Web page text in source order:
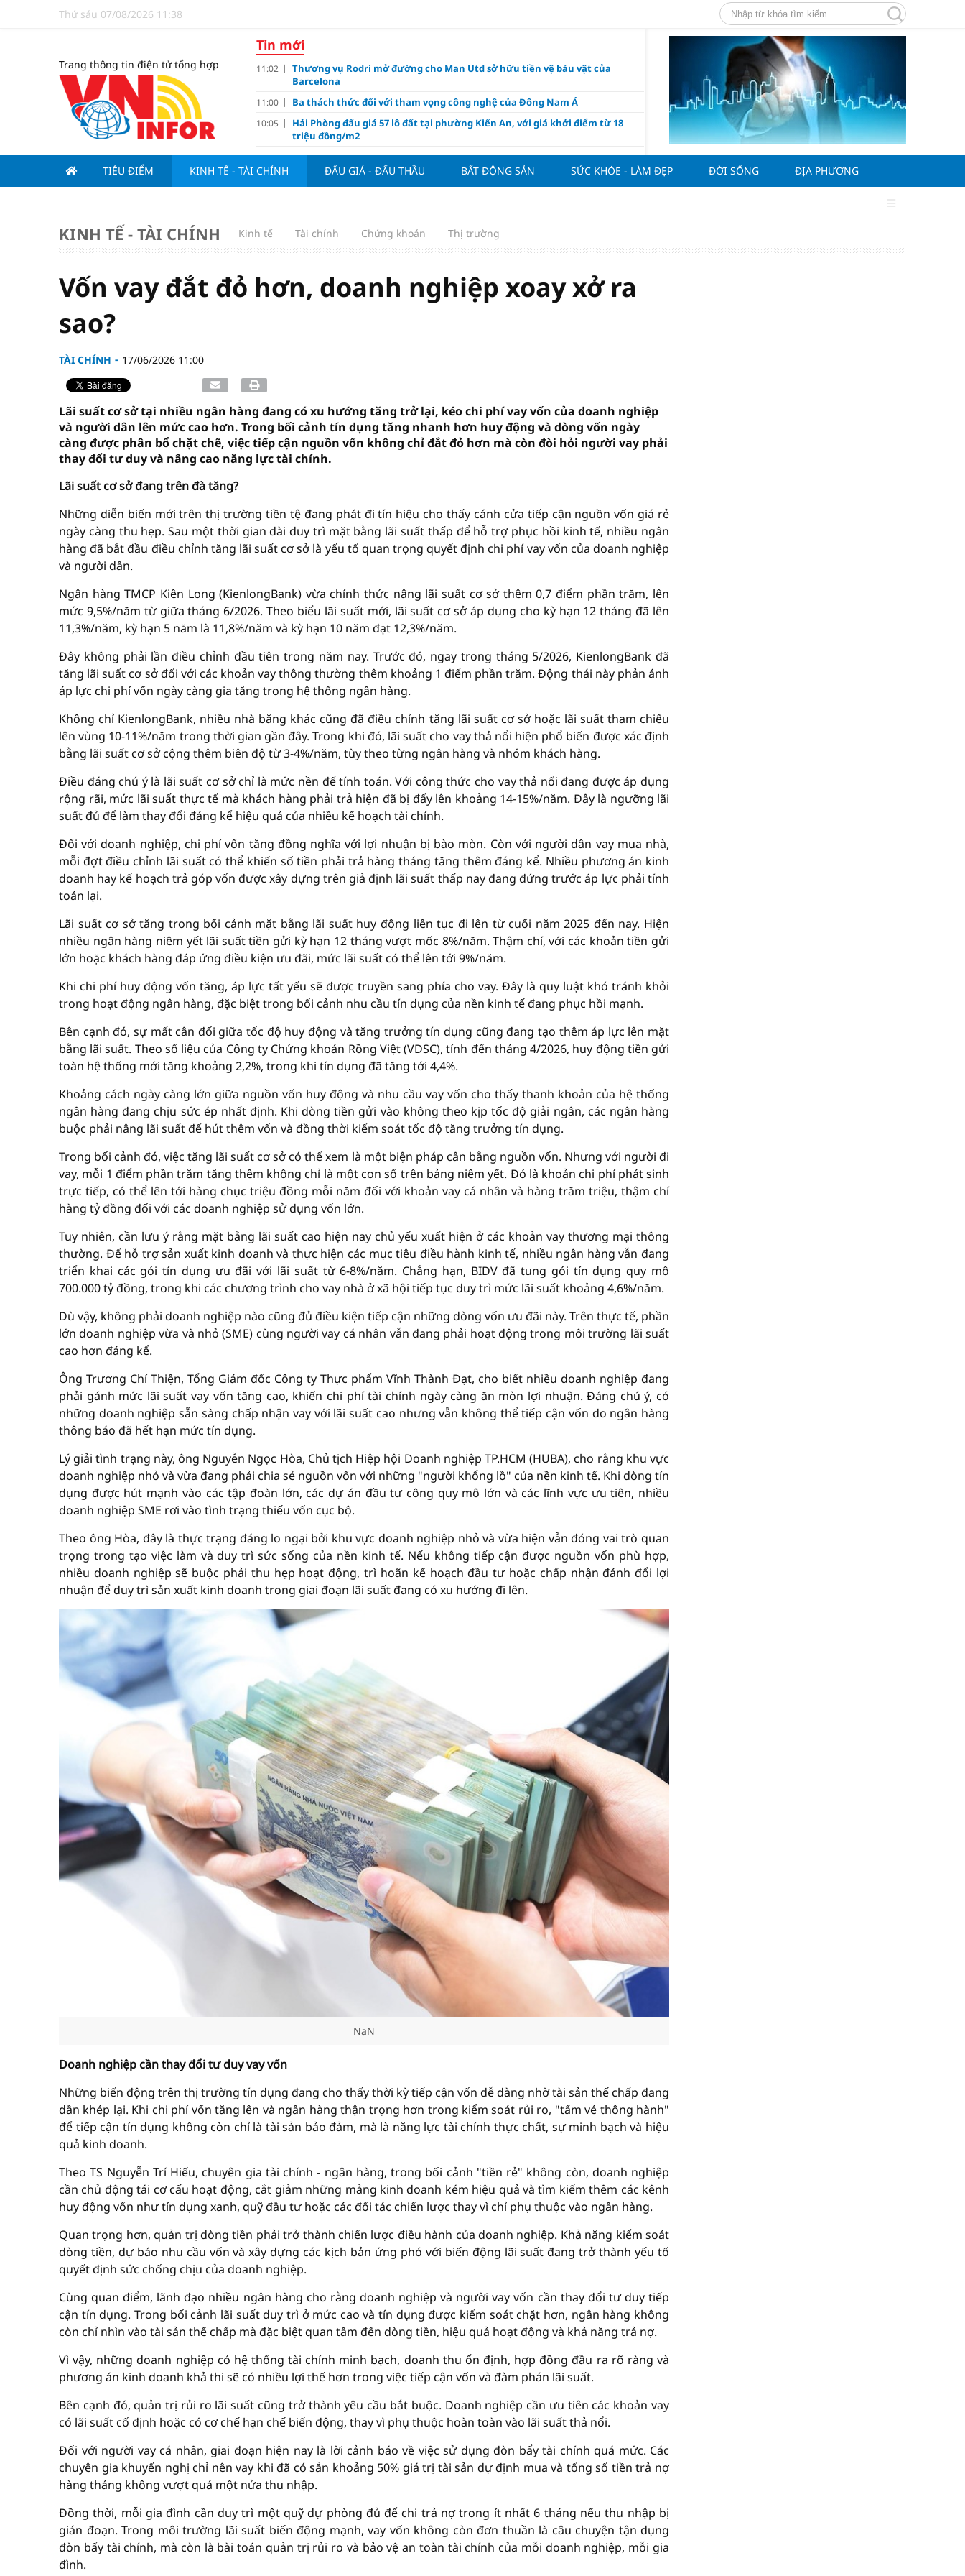
Thứ sáu 07/08/2026 11:38
Trang thông tin điện tử tổng hợp
Tin mới
11:02
Thương vụ Rodri mở đường cho Man Utd sở hữu tiền vệ báu vật của
Barcelona
11:00 Ba thách thức đối với tham vọng công nghệ của Đông Nam Á
10:05
Hải Phòng đấu giá 57 lô đất tại phường Kiến An, với giá khởi điểm từ 18
triệu đồng/m2
09:10 Đề xuất nghỉ 4 ngày liên tục dịp Ngày Văn hóa Việt Nam 2026
09:00 “Chìa khóa” triển khai ESG thực chất
07:00 Hoàn thiện quy định người nước ngoài sở hữu nhà ở
việc chăm chỉ
15:00
HoREA đề xuất chỉ áp dụng thời hạn sử dụng chung cư theo niên hạn với
TIÊU ĐIỂM KINH TẾ - TÀI CHÍNH ĐẤU GIÁ - ĐẤU THẦU BẤT ĐỘNG SẢN SỨC KHỎE - LÀM ĐẸP ĐỜI SỐNG ĐỊA PHƯƠNG
KINH TẾ - TÀI CHÍNH Kinh tế Tài chính Chứng khoán Thị trường
Vốn vay đắt đỏ hơn, doanh nghiệp xoay xở ra
sao?
TÀI CHÍNH 17/06/2026 11:00
Lãi suất cơ sở tại nhiều ngân hàng đang có xu hướng tăng trở lại, kéo chi phí vay vốn của doanh nghiệp
và người dân lên mức cao hơn. Trong bối cảnh tín dụng tăng nhanh hơn huy động và dòng vốn ngày
càng được phân bổ chặt chẽ, việc tiếp cận nguồn vốn không chỉ đắt đỏ hơn mà còn đòi hỏi người vay phải
thay đổi tư duy và nâng cao năng lực tài chính.
Lãi suất cơ sở đang trên đà tăng?
Những diễn biến mới trên thị trường tiền tệ đang phát đi tín hiệu cho thấy cánh cửa tiếp cận nguồn vốn giá rẻ
ngày càng thu hẹp. Sau một thời gian dài duy trì mặt bằng lãi suất thấp để hỗ trợ phục hồi kinh tế, nhiều ngân
hàng đã bắt đầu điều chỉnh tăng lãi suất cơ sở là yếu tố quan trọng quyết định chi phí vay vốn của doanh nghiệp
và người dân.
Ngân hàng TMCP Kiên Long (KienlongBank) vừa chính thức nâng lãi suất cơ sở thêm 0,7 điểm phần trăm, lên
mức 9,5%/năm từ giữa tháng 6/2026. Theo biểu lãi suất mới, lãi suất cơ sở áp dụng cho kỳ hạn 12 tháng đã lên
11,3%/năm, kỳ hạn 5 năm là 11,8%/năm và kỳ hạn 10 năm đạt 12,3%/năm.
Đây không phải lần điều chỉnh đầu tiên trong năm nay. Trước đó, ngay trong tháng 5/2026, KienlongBank đã
tăng lãi suất cơ sở đối với các khoản vay thông thường thêm khoảng 1 điểm phần trăm. Động thái này phản ánh
áp lực chi phí vốn ngày càng gia tăng trong hệ thống ngân hàng.
Không chỉ KienlongBank, nhiều nhà băng khác cũng đã điều chỉnh tăng lãi suất cơ sở hoặc lãi suất tham chiếu
lên vùng 10-11%/năm trong thời gian gần đây. Trong khi đó, lãi suất cho vay thả nổi hiện phổ biến được xác định
bằng lãi suất cơ sở cộng thêm biên độ từ 3-4%/năm, tùy theo từng ngân hàng và nhóm khách hàng.
Điều đáng chú ý là lãi suất cơ sở chỉ là mức nền để tính toán. Với công thức cho vay thả nổi đang được áp dụng
rộng rãi, mức lãi suất thực tế mà khách hàng phải trả hiện đã bị đẩy lên khoảng 14-15%/năm. Đây là ngưỡng lãi
suất đủ để làm thay đổi đáng kể hiệu quả của nhiều kế hoạch tài chính.
Đối với doanh nghiệp, chi phí vốn tăng đồng nghĩa với lợi nhuận bị bào mòn. Còn với người dân vay mua nhà,
mỗi đợt điều chỉnh lãi suất có thể khiến số tiền phải trả hàng tháng tăng thêm đáng kể. Nhiều phương án kinh
doanh hay kế hoạch trả góp vốn được xây dựng trên giả định lãi suất thấp nay đang đứng trước áp lực phải tính
toán lại.
Lãi suất cơ sở tăng trong bối cảnh mặt bằng lãi suất huy động liên tục đi lên từ cuối năm 2025 đến nay. Hiện
nhiều ngân hàng niêm yết lãi suất tiền gửi kỳ hạn 12 tháng vượt mốc 8%/năm. Thậm chí, với các khoản tiền gửi
lớn hoặc khách hàng đáp ứng điều kiện ưu đãi, mức lãi suất có thể lên tới 9%/năm.
Khi chi phí huy động vốn tăng, áp lực tất yếu sẽ được truyền sang phía cho vay. Đây là quy luật khó tránh khỏi
trong hoạt động ngân hàng, đặc biệt trong bối cảnh nhu cầu tín dụng của nền kinh tế đang phục hồi mạnh.
Bên cạnh đó, sự mất cân đối giữa tốc độ huy động và tăng trưởng tín dụng cũng đang tạo thêm áp lực lên mặt
bằng lãi suất. Theo số liệu của Công ty Chứng khoán Rồng Việt (VDSC), tính đến tháng 4/2026, huy động tiền gửi
toàn hệ thống mới tăng khoảng 2,2%, trong khi tín dụng đã tăng tới 4,4%.
Khoảng cách ngày càng lớn giữa nguồn vốn huy động và nhu cầu vay vốn cho thấy thanh khoản của hệ thống
ngân hàng đang chịu sức ép nhất định. Khi dòng tiền gửi vào không theo kịp tốc độ giải ngân, các ngân hàng
buộc phải nâng lãi suất để hút thêm vốn và đồng thời kiểm soát tốc độ tăng trưởng tín dụng.
Trong bối cảnh đó, việc tăng lãi suất cơ sở có thể xem là một biện pháp cân bằng nguồn vốn. Nhưng với người đi
vay, mỗi 1 điểm phần trăm tăng thêm không chỉ là một con số trên bảng niêm yết. Đó là khoản chi phí phát sinh
trực tiếp, có thể lên tới hàng chục triệu đồng mỗi năm đối với khoản vay cá nhân và hàng trăm triệu, thậm chí
hàng tỷ đồng đối với các doanh nghiệp sử dụng vốn lớn.
Tuy nhiên, cần lưu ý rằng mặt bằng lãi suất cao hiện nay chủ yếu xuất hiện ở các khoản vay thương mại thông
thường. Để hỗ trợ sản xuất kinh doanh và thực hiện các mục tiêu điều hành kinh tế, nhiều ngân hàng vẫn đang
triển khai các gói tín dụng ưu đãi với lãi suất từ 6-8%/năm. Chẳng hạn, BIDV đã tung gói tín dụng quy mô
700.000 tỷ đồng, trong khi các chương trình cho vay nhà ở xã hội tiếp tục duy trì mức lãi suất khoảng 4,6%/năm.
Dù vậy, không phải doanh nghiệp nào cũng đủ điều kiện tiếp cận những dòng vốn ưu đãi này. Trên thực tế, phần
lớn doanh nghiệp vừa và nhỏ (SME) cùng người vay cá nhân vẫn đang phải hoạt động trong môi trường lãi suất
cao hơn đáng kể.
Ông Trương Chí Thiện, Tổng Giám đốc Công ty Thực phẩm Vĩnh Thành Đạt, cho biết nhiều doanh nghiệp đang
phải gánh mức lãi suất vay vốn tăng cao, khiến chi phí tài chính ngày càng ăn mòn lợi nhuận. Đáng chú ý, có
những doanh nghiệp sẵn sàng chấp nhận vay với lãi suất cao nhưng vẫn không thể tiếp cận vốn do ngân hàng
thông báo đã hết hạn mức tín dụng.
Lý giải tình trạng này, ông Nguyễn Ngọc Hòa, Chủ tịch Hiệp hội Doanh nghiệp TP.HCM (HUBA), cho rằng khu vực
doanh nghiệp nhỏ và vừa đang phải chia sẻ nguồn vốn với những "người khổng lồ" của nền kinh tế. Khi dòng tín
dụng được hút mạnh vào các tập đoàn lớn, các dự án đầu tư công quy mô lớn và các lĩnh vực ưu tiên, nhiều
doanh nghiệp SME rơi vào tình trạng thiếu vốn cục bộ.
Theo ông Hòa, đây là thực trạng đáng lo ngại bởi khu vực doanh nghiệp nhỏ và vừa hiện vẫn đóng vai trò quan
trọng trong tạo việc làm và duy trì sức sống của nền kinh tế. Nếu không tiếp cận được nguồn vốn phù hợp,
nhiều doanh nghiệp sẽ buộc phải thu hẹp hoạt động, trì hoãn kế hoạch đầu tư hoặc chấp nhận đánh đổi lợi
nhuận để duy trì sản xuất kinh doanh trong giai đoạn lãi suất đang có xu hướng đi lên.
NaN
Doanh nghiệp cần thay đổi tư duy vay vốn
Những biến động trên thị trường tín dụng đang cho thấy thời kỳ tiếp cận vốn dễ dàng nhờ tài sản thế chấp đang
dần khép lại. Khi chi phí vốn tăng lên và ngân hàng thận trọng hơn trong kiểm soát rủi ro, "tấm vé thông hành"
để tiếp cận tín dụng không còn chỉ là tài sản bảo đảm, mà là năng lực tài chính thực chất, sự minh bạch và hiệu
quả kinh doanh.
Theo TS Nguyễn Trí Hiếu, chuyên gia tài chính - ngân hàng, trong bối cảnh "tiền rẻ" không còn, doanh nghiệp
cần chủ động tái cơ cấu hoạt động, cắt giảm những mảng kinh doanh kém hiệu quả và tìm kiếm thêm các kênh
huy động vốn như tín dụng xanh, quỹ đầu tư hoặc các đối tác chiến lược thay vì chỉ phụ thuộc vào ngân hàng.
Quan trọng hơn, quản trị dòng tiền phải trở thành chiến lược điều hành của doanh nghiệp. Khả năng kiểm soát
dòng tiền, dự báo nhu cầu vốn và xây dựng các kịch bản ứng phó với biến động lãi suất đang trở thành yếu tố
quyết định sức chống chịu của doanh nghiệp.
Cùng quan điểm, lãnh đạo nhiều ngân hàng cho rằng doanh nghiệp và người vay vốn cần thay đổi tư duy tiếp
cận tín dụng. Trong bối cảnh lãi suất duy trì ở mức cao và tín dụng được kiểm soát chặt hơn, ngân hàng không
còn chỉ nhìn vào tài sản thế chấp mà đặc biệt quan tâm đến dòng tiền, hiệu quả hoạt động và khả năng trả nợ.
Vì vậy, những doanh nghiệp có hệ thống tài chính minh bạch, doanh thu ổn định, hợp đồng đầu ra rõ ràng và
phương án kinh doanh khả thi sẽ có nhiều lợi thế hơn trong việc tiếp cận vốn và đàm phán lãi suất.
Bên cạnh đó, quản trị rủi ro lãi suất cũng trở thành yêu cầu bắt buộc. Doanh nghiệp cần ưu tiên các khoản vay
có lãi suất cố định hoặc có cơ chế hạn chế biến động, thay vì phụ thuộc hoàn toàn vào lãi suất thả nổi.
Đối với người vay cá nhân, giai đoạn hiện nay là lời cảnh báo về việc sử dụng đòn bẩy tài chính quá mức. Các
chuyên gia khuyến nghị chỉ nên vay khi đã có sẵn khoảng 50% giá trị tài sản dự định mua và tổng số tiền trả nợ
hàng tháng không vượt quá một nửa thu nhập.
Đồng thời, mỗi gia đình cần duy trì một quỹ dự phòng đủ để chi trả nợ trong ít nhất 6 tháng nếu thu nhập bị
gián đoạn. Trong môi trường lãi suất biến động mạnh, vay vốn không còn đơn thuần là câu chuyện tận dụng
đòn bẩy tài chính, mà còn là bài toán quản trị rủi ro và bảo vệ an toàn tài chính của mỗi doanh nghiệp, mỗi gia
đình.